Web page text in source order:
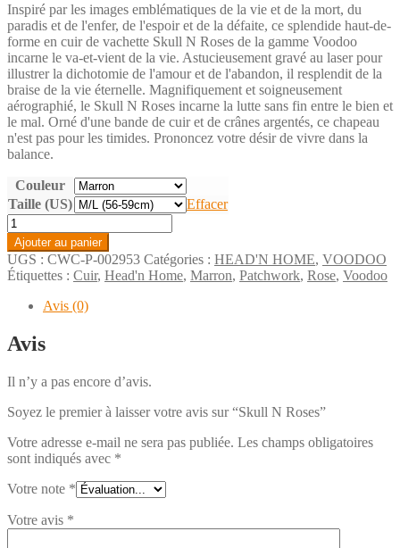
Inspiré par les images emblématiques de la vie et de la mort, du
paradis et de l'enfer, de l'espoir et de la défaite, ce splendide haut-de-
forme en cuir de vachette Skull N Roses de la gamme Voodoo
incarne le va-et-vient de la vie. Astucieusement gravé au laser pour
illustrer la dichotomie de l'amour et de l'abandon, il resplendit de la
braise de la vie éternelle. Magnifiquement et soigneusement
aérographié, le Skull N Roses incarne la lutte sans fin entre le bien et
le mal. Orné d'une bande de cuir et de crânes argentés, ce chapeau
n'est pas pour les timides. Prononcez votre désir de vivre dans la
balance.
Couleur
Taille (US)
Effacer
quantité
de
Skull
N
Roses
Ajouter au panier
UGS : CWC-P-002953 Catégories : HEAD'N HOME, VOODOO
Étiquettes : Cuir, Head'n Home, Marron, Patchwork, Rose, Voodoo
Avis (0)
Avis
Il n’y a pas encore d’avis.
Soyez le premier à laisser votre avis sur “Skull N Roses”
Votre adresse e-mail ne sera pas publiée. Les champs obligatoires
sont indiqués avec *
Votre note *
Votre avis *